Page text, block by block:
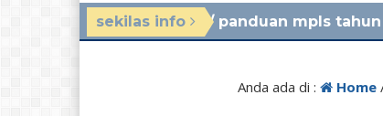
sekilas info
/ panduan mpls tahun ajaran 2026/
Anda ada di : Home